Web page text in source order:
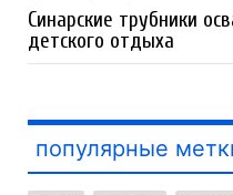
Синарские трубники
детского отдыха
популярные